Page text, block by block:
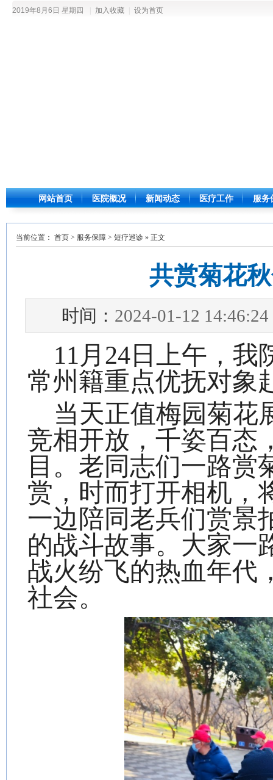
2019年8月6日 星期四 加入收藏 设为首页
网站首页 医院概况 新闻动态 医疗工作 服务
当前位置： 首页 > 服务保障 > 短疗巡诊 » 正文
共赏菊花
时间： 2024-01-12 14:46:24
11 月 24日上午， 我
常州籍重点优抚对象
当天正值梅园菊花
竞相开放，千姿百态
目。老同志们一路赏
赏，时而打开相机，
一边陪同老兵们赏景
的战斗故事。 大家一
战火纷飞的热血年代
社会。